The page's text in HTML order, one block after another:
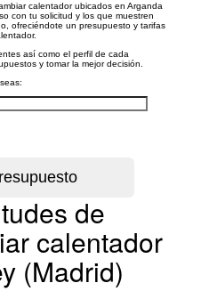
calentador ubicados en Arganda
con tu solicitud y los que muestren
ofreciéndote un presupuesto y tarifas
así como el perfil de cada
y tomar la mejor decisión.
de
calentador
(Madrid)